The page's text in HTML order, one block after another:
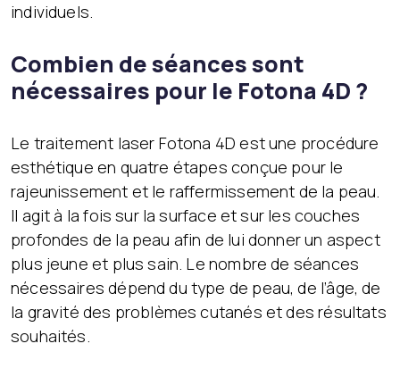
individuels.
Combien de séances sont
nécessaires pour le Fotona 4D ?
Le traitement laser Fotona 4D est une procédure
esthétique en quatre étapes conçue pour le
rajeunissement et le raffermissement de la peau.
Il agit à la fois sur la surface et sur les couches
profondes de la peau afin de lui donner un aspect
plus jeune et plus sain. Le nombre de séances
nécessaires dépend du type de peau, de l’âge, de
la gravité des problèmes cutanés et des résultats
souhaités.